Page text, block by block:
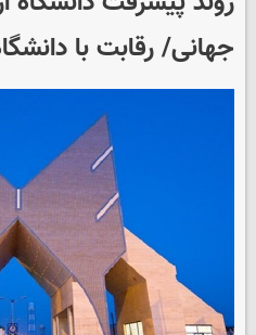
جهانی/ رقابت با